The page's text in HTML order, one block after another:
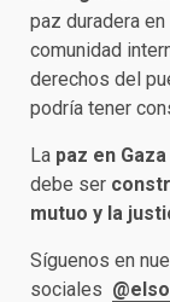
paz duradera
comunidad
derechos del
podría tener
La paz en Gaza
debe ser
mutuo y la
Síguenos en
sociales